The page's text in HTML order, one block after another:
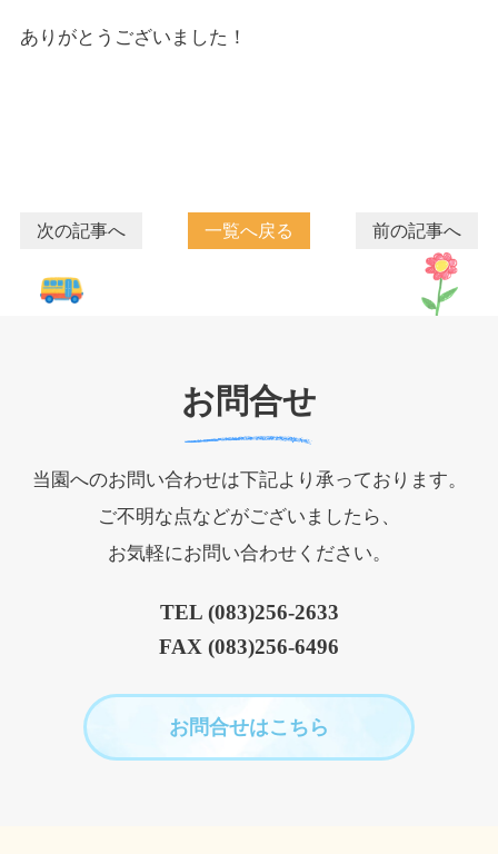
ありがとうございました！
次の記事へ 一覧へ戻る 前の記事へ
お問合せ
当園へのお問い合わせは下記より承っております。
ご不明な点などがございましたら、
お気軽にお問い合わせください。
TEL (083)256-2633
FAX (083)256-6496
お問合せはこちら